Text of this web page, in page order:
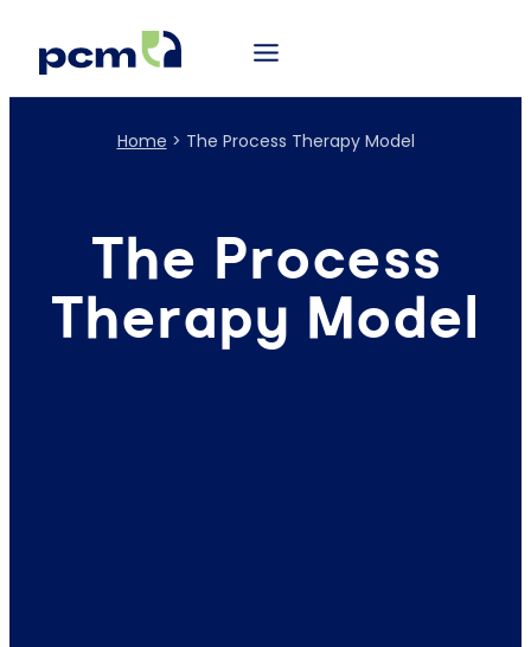
Home > The Process Therapy Model
The Process
Therapy Model